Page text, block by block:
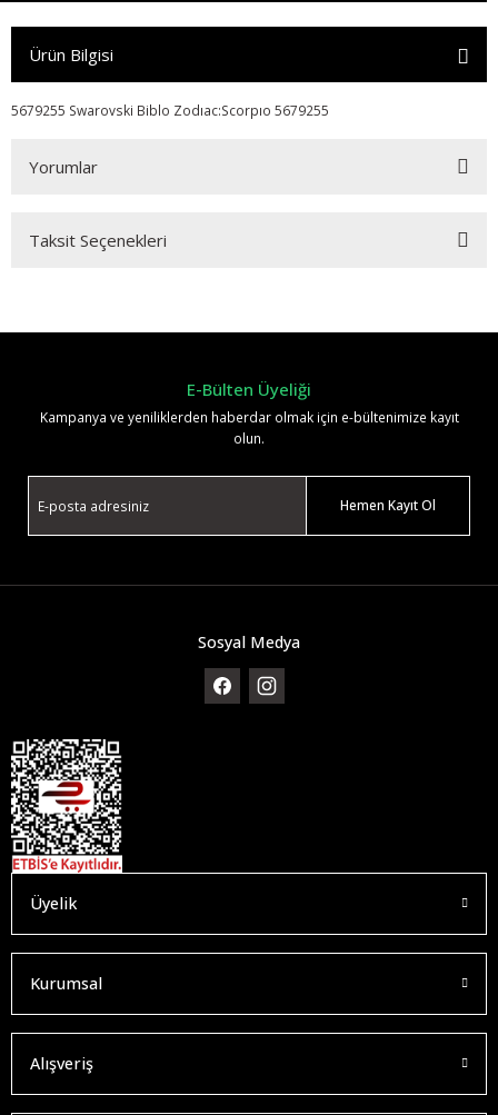
Ürün Bilgisi
5679255 Swarovski Biblo Zodıac:Scorpıo 5679255
Yorumlar
Taksit Seçenekleri
E-Bülten Üyeliği
Kampanya ve yeniliklerden haberdar olmak için e-bültenimize kayıt
olun.
Hemen Kayıt Ol
Sosyal Medya
Üyelik
Kurumsal
Alışveriş